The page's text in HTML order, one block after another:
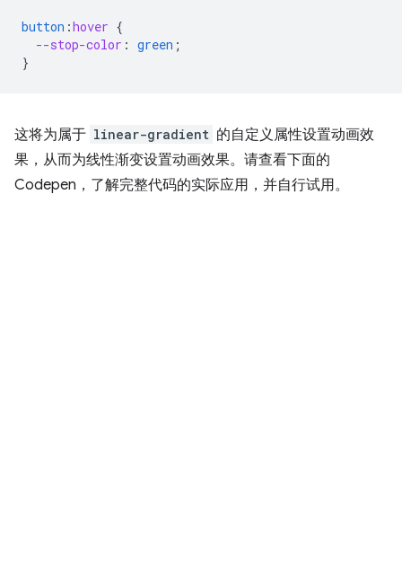
button :hover {
--stop-color : green ;
}
这将为属于 linear-gradient 的自定义属性设置动画效
果，从而为线性渐变设置动画效果。请查看下面的
Codepen，了解完整代码的实际应用，并自行试用。